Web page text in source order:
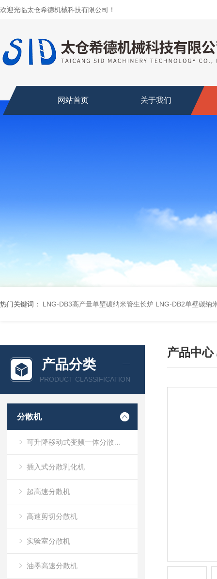
欢迎光临太仓希德机械科技有限公司！
网站首页 关于我们
热门关键词： LNG-DB3高产量单壁碳纳米管生长炉 LNG-DB2单壁碳纳
产品分类
PRODUCT CLASSIFICATION
分散机
可升降移动式变频一体分散乳化机
插入式分散乳化机
超高速分散机
高速剪切分散机
实验室分散机
油墨高速分散机
产品中心